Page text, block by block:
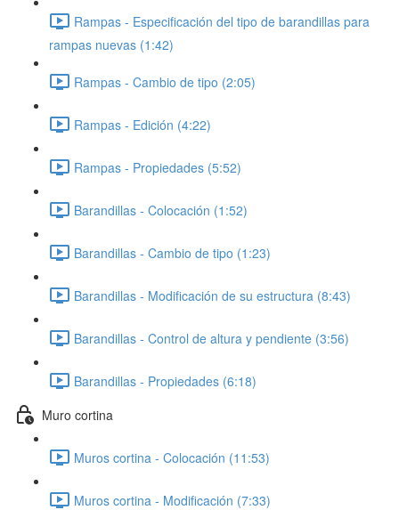
Rampas - Especificación del tipo de barandillas para
rampas nuevas (1:42)
Rampas - Cambio de tipo (2:05)
Rampas - Edición (4:22)
Rampas - Propiedades (5:52)
Barandillas - Colocación (1:52)
Barandillas - Cambio de tipo (1:23)
Barandillas - Modificación de su estructura (8:43)
Barandillas - Control de altura y pendiente (3:56)
Barandillas - Propiedades (6:18)
Muro cortina
Muros cortina - Colocación (11:53)
Muros cortina - Modificación (7:33)